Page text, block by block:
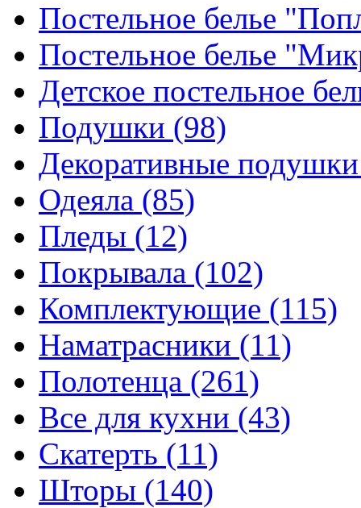
Постельное белье
Постельное белье
Детское постельное
Подушки (98)
Декоративные
Одеяла (85)
Пледы (12)
Покрывала (102)
Комплектующие (115)
Наматрасники (11)
Полотенца (261)
Все для кухни (43)
Скатерть (11)
Шторы (140)